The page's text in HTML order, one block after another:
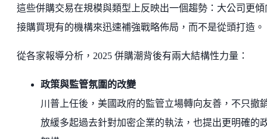
這些併購交易在規模與類型上反映出一個趨勢：大公司更傾
接購買現有的機構來迅速補強戰略佈局，而不是從頭打造。
從各家報導分析，2025 併購潮背後有兩大結構性力量：
政策與監管氛圍的改變
川普上任後，美國政府的監管立場轉向友善，不只撤
放緩多起過去針對加密企業的執法，也提出更明確的